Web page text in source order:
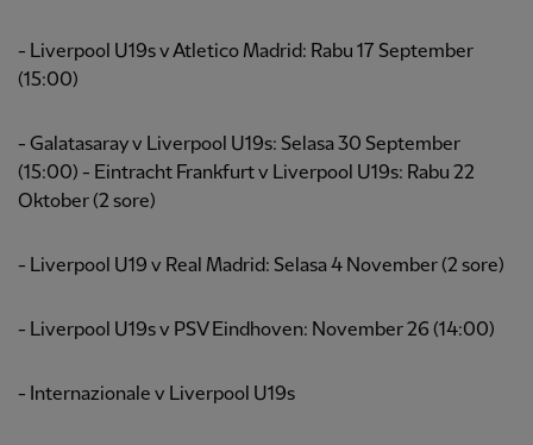
- Liverpool U19s v Atletico Madrid: Rabu 17 September
(15:00)
- Galatasaray v Liverpool U19s: Selasa 30 September
(15:00) - Eintracht Frankfurt v Liverpool U19s: Rabu 22
Oktober (2 sore)
- Liverpool U19 v Real Madrid: Selasa 4 November (2 sore)
- Liverpool U19s v PSV Eindhoven: November 26 (14:00)
- Internazionale v Liverpool U19s